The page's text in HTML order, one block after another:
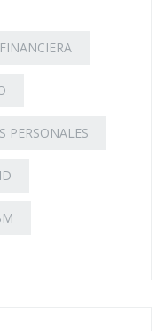
PERSONALES